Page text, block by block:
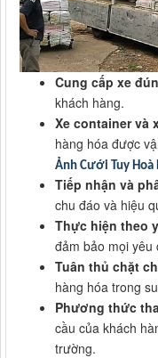
Cung cấp xe
khách hàng.
Xe container và
hàng hóa được
Ảnh Cưới Tuy Hoà
Tiếp nhận và
chu đáo và hiệu
Thực hiện theo
đảm bảo mọi
Tuân thủ chặt
hàng hóa trong
Phương thức
cầu của khách
trường.